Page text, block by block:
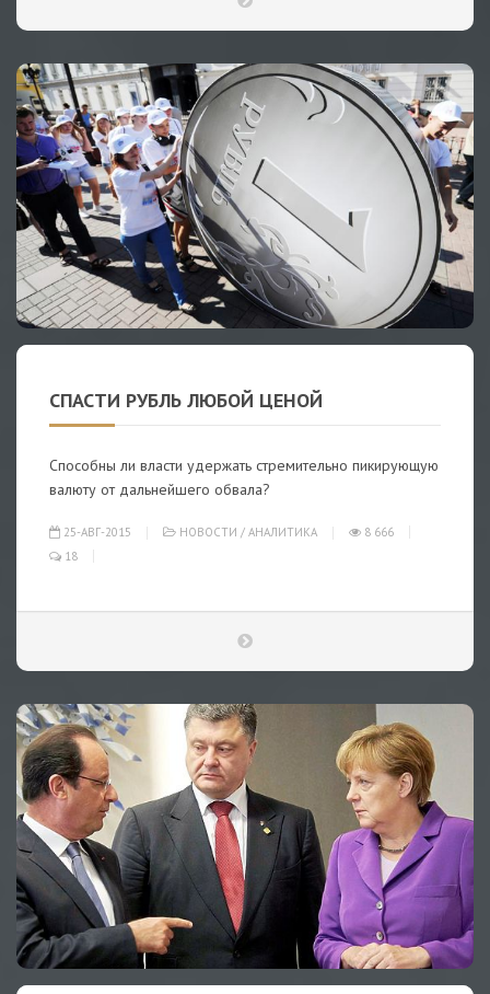
СПАСТИ РУБЛЬ ЛЮБОЙ ЦЕНОЙ
Способны ли власти удержать стремительно пикирующую
валюту от дальнейшего обвала?
25-АВГ-2015 НОВОСТИ / АНАЛИТИКА
8 666
18